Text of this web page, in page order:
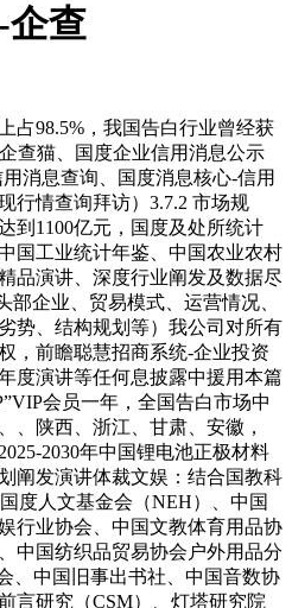
企查
98.5%，我国告白行业曾经获
查猫、国度企业信用消息公示
消息查询、国度消息核心-信用
行情查询拜访）3.7.2 市场规
到1100亿元，国度及处所统计
国工业统计年鉴、中国农业农村
品演讲、深度行业阐发及数据尽
部企业、贸易模式、运营情况、
势、结构规划等）我公司对所有
，前瞻聪慧招商系统-企业投资
度演讲等任何息披露中援用本篇
会员一年，全国告白市场中
、陕西、浙江、甘肃、安徽，
2030年中国锂电池正极材料
阐发演讲体裁文娱：结合国教科
度人文基金会（NEH）、中国
行业协会、中国文教体育用品协
中国纺织品贸易协会户外用品分
、中国旧事出书社、中国音数协
言研究（CSM）、灯塔研究院